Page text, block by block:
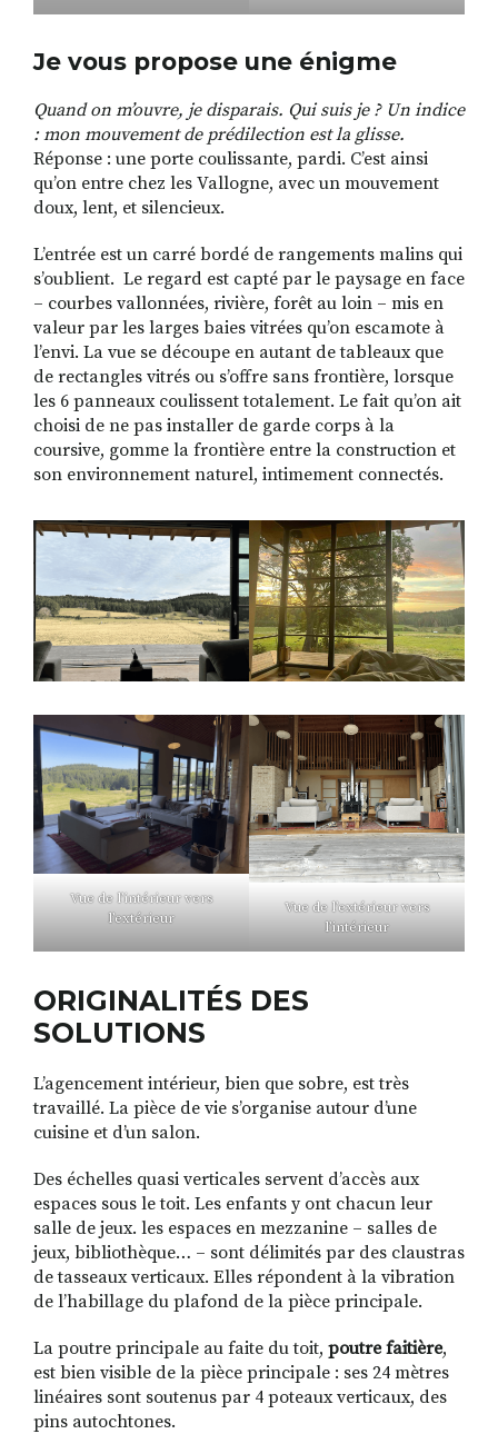
Je vous propose une énigme
Quand on m’ouvre, je disparais. Qui suis je ? Un indice
: mon mouvement de prédilection est la glisse.
Réponse : une porte coulissante, pardi. C’est ainsi
qu’on entre chez les Vallogne, avec un mouvement
doux, lent, et silencieux.
L’entrée est un carré bordé de rangements malins qui
s’oublient. Le regard est capté par le paysage en face
– courbes vallonnées, rivière, forêt au loin – mis en
valeur par les larges baies vitrées qu’on escamote à
l’envi. La vue se découpe en autant de tableaux que
de rectangles vitrés ou s’offre sans frontière, lorsque
les 6 panneaux coulissent totalement. Le fait qu’on ait
choisi de ne pas installer de garde corps à la
coursive, gomme la frontière entre la construction et
son environnement naturel, intimement connectés.
Vue de l’intérieur vers
l’extérieur
Vue de l’extérieur vers
l’intérieur
ORIGINALITÉS DES
SOLUTIONS
L’agencement intérieur, bien que sobre, est très
travaillé. La pièce de vie s’organise autour d’une
cuisine et d’un salon.
Des échelles quasi verticales servent d’accès aux
espaces sous le toit. Les enfants y ont chacun leur
salle de jeux. les espaces en mezzanine – salles de
jeux, bibliothèque… – sont délimités par des claustras
de tasseaux verticaux. Elles répondent à la vibration
de l’habillage du plafond de la pièce principale.
La poutre principale au faite du toit, poutre faitière,
est bien visible de la pièce principale : ses 24 mètres
linéaires sont soutenus par 4 poteaux verticaux, des
pins autochtones.